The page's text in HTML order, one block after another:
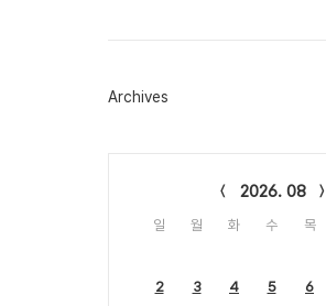
그
Archives
2026. 08
일 월 화 수 목
2
3 4 5 6